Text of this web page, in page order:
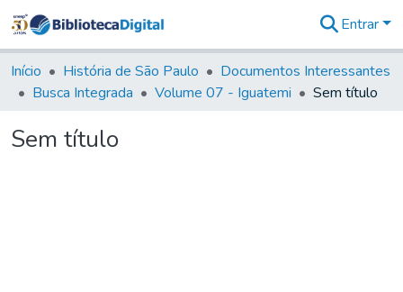
&
Coleções
Tudo na
Entrar
Início História de São Paulo
Documentos Interessantes
Busca Integrada
Volume 07 - Iguatemi Sem título
Sem título